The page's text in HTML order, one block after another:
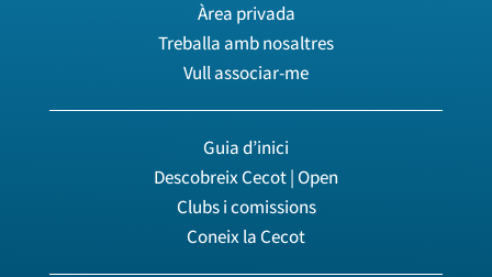
Àrea privada
Treballa amb nosaltres
Vull associar-me
Guia d’inici
Descobreix Cecot | Open
Clubs i comissions
Coneix la Cecot